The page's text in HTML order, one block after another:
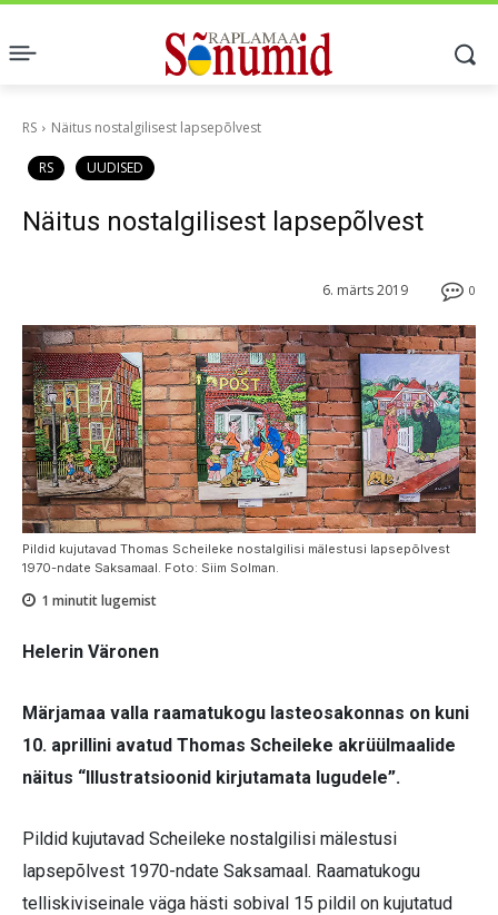
RS Näitus nostalgilisest lapsepõlvest
RS UUDISED
Näitus nostalgilisest lapsepõlvest
0
6. märts 2019
Pildid kujutavad Thomas Scheileke nostalgilisi mälestusi lapsepõlvest
1970-ndate Saksamaal. Foto: Siim Solman.
1 minutit lugemist
Helerin Väronen
Märjamaa valla raamatukogu lasteosakonnas on kuni
10. aprillini avatud Thomas Scheileke akrüülmaalide
näitus “Illustratsioonid kirjutamata lugudele”.
Pildid kujutavad Scheileke nostalgilisi mälestusi
lapsepõlvest 1970-ndate Saksamaal. Raamatukogu
telliskiviseinale väga hästi sobival 15 pildil on kujutatud